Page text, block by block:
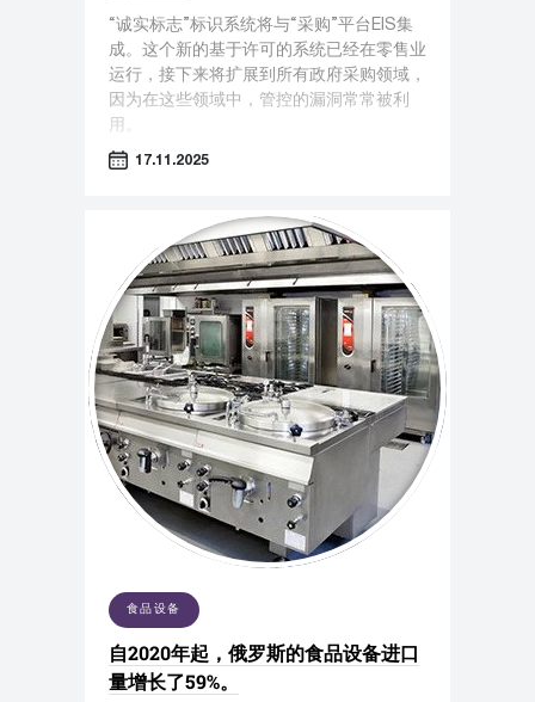
“诚实标志”标识系统将与“采购”平台EIS集
成。这个新的基于许可的系统已经在零售业
运行，接下来将扩展到所有政府采购领域，
因为在这些领域中，管控的漏洞常常被利
用。
17.11.2025
食品设备
自2020年起，俄罗斯的食品设备进口
量增长了59%。